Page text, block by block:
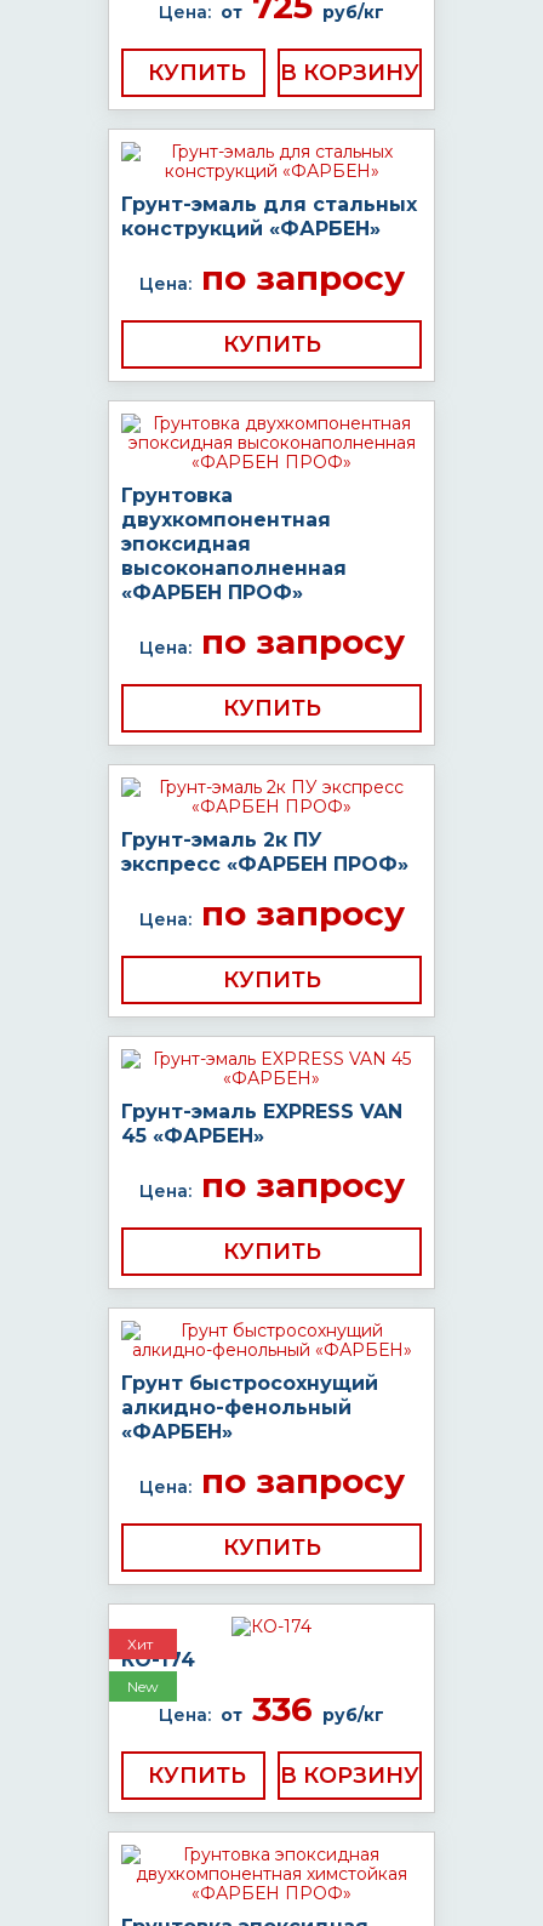
Цена: от руб/кг
КУПИТЬ
Грунт-эмаль для стальных
конструкций «ФАРБЕН»
Цена:по запросу
КУПИТЬ
Грунтовка
двухкомпонентная
эпоксидная
высоконаполненная
«ФАРБЕН ПРОФ»
Цена:по запросу
КУПИТЬ
Грунт-эмаль 2к ПУ
экспресс «ФАРБЕН ПРОФ»
Цена:по запросу
КУПИТЬ
Грунт-эмаль EXPRESS VAN
45 «ФАРБЕН»
Цена:по запросу
КУПИТЬ
Грунт быстросохнущий
алкидно-фенольный
«ФАРБЕН»
Цена:по запросу
КУПИТЬ
Хит
New
КО-174
Цена: от 336 руб/кг
КУПИТЬ